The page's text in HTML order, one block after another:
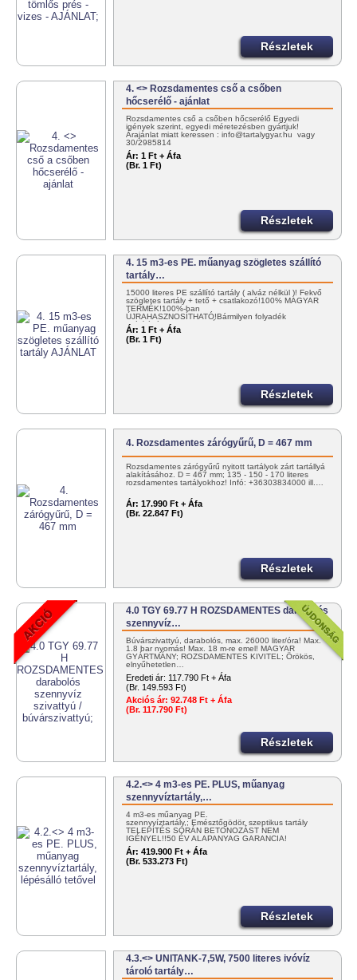
Részletek
4. <> Rozsdamentes cső a csőben
hőcserélő - ajánlat
Rozsdamentes cső a csőben hőcserélő Egyedi
igények szerint, egyedi méretezésben gyártjuk!
Árajánlat miatt keressen : info@tartalygyar.hu vagy
30/2985814
Ár: 1 Ft + Áfa
(Br. 1 Ft)
Részletek
4. 15 m3-es PE. műanyag szögletes szállító
tartály…
15000 literes PE szállító tartály ( alváz nélkül )! Fekvő
szögletes tartály + tető + csatlakozó!100% MAGYAR
TERMÉK!100%-ban
ÚJRAHASZNOSÍTHATÓ!Bármilyen folyadék
szállítására! KEDVEZMÉNYES
KISZÁLLÍTÁS!+36302985814 vagy…
Ár: 1 Ft + Áfa
(Br. 1 Ft)
Részletek
4. Rozsdamentes zárógyűrű, D = 467 mm
Rozsdamentes zárógyűrű nyitott tartályok zárt tartállyá
alakításához. D = 467 mm; 135 - 150 - 170 literes
rozsdamentes tartályokhoz! Infó: +36303834000 ill.…
Ár: 17.990 Ft + Áfa
(Br. 22.847 Ft)
Részletek
4.0 TGY 69.77 H ROZSDAMENTES darabolós
szennyvíz…
Búvárszivattyú, darabolós, max. 26000 liter/óra! Max.
1.8 bar nyomás! Max. 18 m-re emel! MAGYAR
GYÁRTMÁNY; ROZSDAMENTES KIVITEL; Örökös,
elnyűhetetlen…
Eredeti ár: 117.790 Ft + Áfa
(Br. 149.593 Ft)
Akciós ár: 92.748 Ft + Áfa
(Br. 117.790 Ft)
Részletek
4.2.<> 4 m3-es PE. PLUS, műanyag
szennyvíztartály,…
4 m3-es műanyag PE.
szennyvíztartály,; Emésztőgödör, szeptikus tartály
TELEPÍTÉS SORÁN BETONOZÁST NEM
IGÉNYEL!!50 ÉV ALAPANYAG GARANCIA!
MAGYAR…
Ár: 419.900 Ft + Áfa
(Br. 533.273 Ft)
Részletek
4.3.<> UNITANK-7,5W, 7500 literes ivóvíz
tároló tartály…